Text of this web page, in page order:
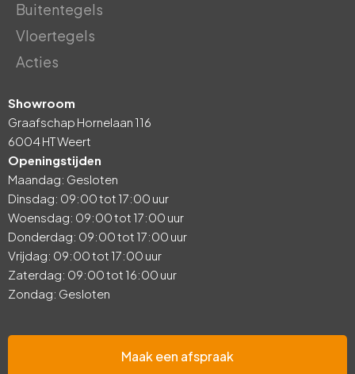
Buitentegels
Vloertegels
Acties
Showroom
Graafschap Hornelaan 116
6004 HT Weert
Openingstijden
Maandag: Gesloten
Dinsdag: 09:00 tot 17:00 uur
Woensdag: 09:00 tot 17:00 uur
Donderdag: 09:00 tot 17:00 uur
Vrijdag: 09:00 tot 17:00 uur
Zaterdag: 09:00 tot 16:00 uur
Zondag: Gesloten
Maak een afspraak